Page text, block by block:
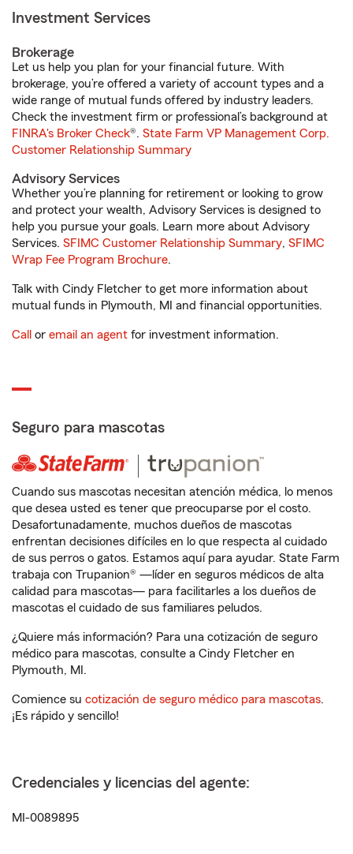
Investment Services
Brokerage
Let us help you plan for your financial future. With
brokerage, you’re offered a variety of account types and a
wide range of mutual funds offered by industry leaders.
Check the investment firm or professional’s background at
FINRA's Broker Check®. State Farm VP Management Corp.
Customer Relationship Summary
Advisory Services
Whether you’re planning for retirement or looking to grow
and protect your wealth, Advisory Services is designed to
help you pursue your goals. Learn more about Advisory
Services. SFIMC Customer Relationship Summary, SFIMC
Wrap Fee Program Brochure.
Talk with Cindy Fletcher to get more information about
mutual funds in Plymouth, MI and financial opportunities.
Call or email an agent for investment information.
Seguro para mascotas
Cuando sus mascotas necesitan atención médica, lo menos
que desea usted es tener que preocuparse por el costo.
Desafortunadamente, muchos dueños de mascotas
enfrentan decisiones difíciles en lo que respecta al cuidado
de sus perros o gatos. Estamos aquí para ayudar. State Farm
trabaja con Trupanion® —líder en seguros médicos de alta
calidad para mascotas— para facilitarles a los dueños de
mascotas el cuidado de sus familiares peludos.
¿Quiere más información? Para una cotización de seguro
médico para mascotas, consulte a Cindy Fletcher en
Plymouth, MI.
Comience su cotización de seguro médico para mascotas.
¡Es rápido y sencillo!
Credenciales y licencias del agente:
MI-0089895